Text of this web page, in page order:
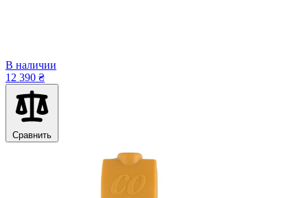
В наличии
12 390 ₴
Сравнить